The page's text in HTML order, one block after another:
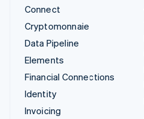
Connect
Cryptomonnaie
Data Pipeline
Elements
Financial Connections
Identity
Invoicing